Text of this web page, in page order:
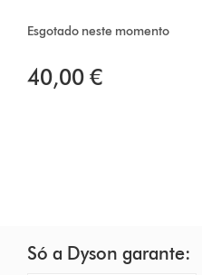
Esgotado neste momento
40,00 €
Só a Dyson garante: